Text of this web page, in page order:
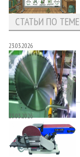
СТАТЬИ ПО ТЕМЕ
23.03.2026
23.03.2026